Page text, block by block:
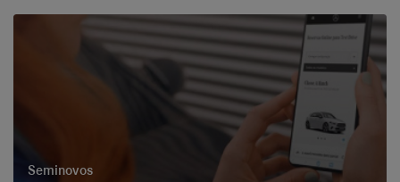
Seminovos